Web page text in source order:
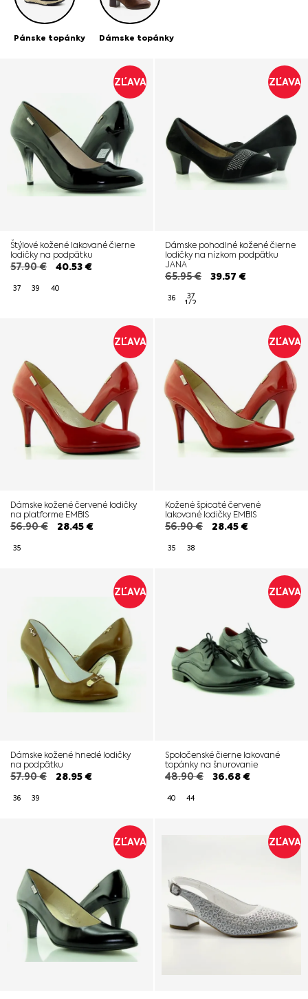
Pánske topánky Dámske topánky
ZĽAVA
Štýlové kožené lakované čierne
lodičky na podpätku
57.90€ 40.53€
37 39 40
ZĽAVA
Dámske pohodlné kožené čierne
lodičky na nízkom podpätku
JANA
65.95€ 39.57 €
36 37
1/2
ZĽAVA
Dámske kožené červené lodičky
na platforme EMBIS
56.90€ 28.45€
35
ZĽAVA
Kožené špicaté červené
lakované lodičky EMBIS
56.90€ 28.45€
35 38
ZĽAVA
Dámske kožené hnedé lodičky
na podpätku
57.90€ 28.95€
36 39
ZĽAVA
Spoločenské čierne lakované
topánky na šnurovanie
48.90€ 36.68€
40 44
ZĽAVA ZĽAVA